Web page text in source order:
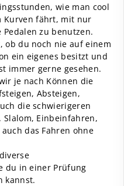
wie man cool
Kurven fährt, mit nur
zu benutzen.
ob du noch nie auf einem
ein eigenes besitzt und
immer gerne gesehen.
je nach Können die
Absteigen,
die schwierigeren
Slalom, Einbeinfahren,
das Fahren ohne
du in einer Prüfung
kannst.